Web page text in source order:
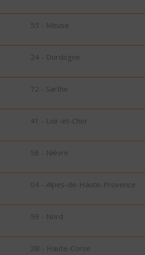
55 - Meuse
24 - Dordogne
72 - Sarthe
41 - Loir-et-Cher
58 - Nièvre
04 - Alpes-de-Haute-Provence
59 - Nord
2B - Haute-Corse